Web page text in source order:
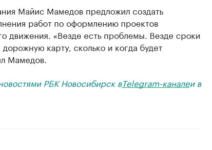
Майис Мамедов предложил создать
работ по оформлению проектов
движения. «Везде есть проблемы. Везде сроки
карту, сколько и когда будет
Мамедов.
РБК Новосибирск вTelegram-каналеи в